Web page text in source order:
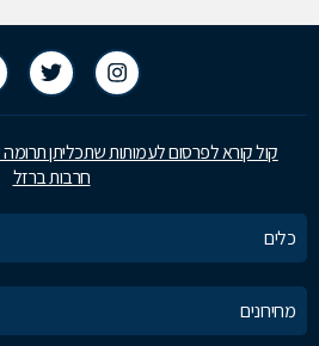
קול קורא לפרסום לעמותות שתכליתן
חרבות ברזל
כלים
מחירונים